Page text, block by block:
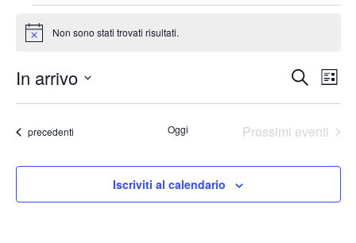
Eventi
Notice Non sono stati trovati risultati.
Eventi
Ricerca
viste
CercaLista
In arrivo
data.Eventi
precedenti Oggi Prossimi eventi
Iscriviti al calendario